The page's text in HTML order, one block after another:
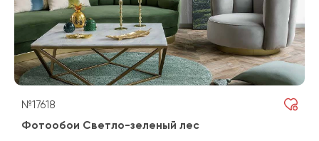
№17618
Фотообои Светло-зеленый лес